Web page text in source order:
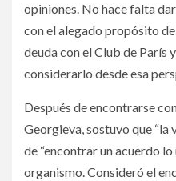
opiniones. No hace falta
con el alegado propósito
deuda con el Club de París
considerarlo desde esa
Después de encontrarse
Georgieva, sostuvo que “la
de “encontrar un acuerdo
organismo. Consideró el